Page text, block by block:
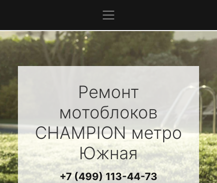
Ремонт
мотоблоков
CHAMPIONметро
Южная
+7 (499) 113-44-73